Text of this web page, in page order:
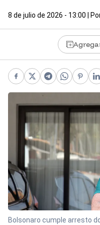
8 de julio de 2026 - 13:00 |
Facebook
X Telegram
Bolsonaro cumple arresto